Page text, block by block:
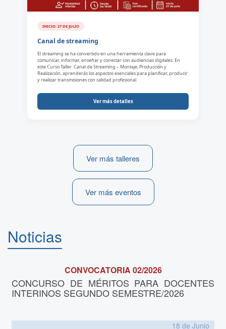
INICIO: 27 DE JULIO
Canal de streaming
El streaming se ha convertido en una herramienta clave para
comunicar, informar, enseñar y conectar con audiencias digitales. En
este Curso Taller: Canal de Streaming – Montaje, Producción y
Realización, aprenderás los aspectos esenciales para planificar, producir
y realizar transmisiones con calidad profesional.
Ver más detalles
Ver más talleres
Ver más eventos
Noticias
CONVOCATORIA 02/2026
CONCURSO DE MÉRITOS PARA DOCENTES
INTERINOS SEGUNDO SEMESTRE/2026
18 de Junio